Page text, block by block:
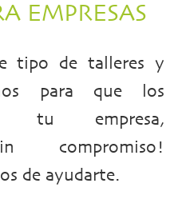
EMPRESAS
tipo de talleres y
para que los
tu empresa,
compromiso!
de ayudarte.